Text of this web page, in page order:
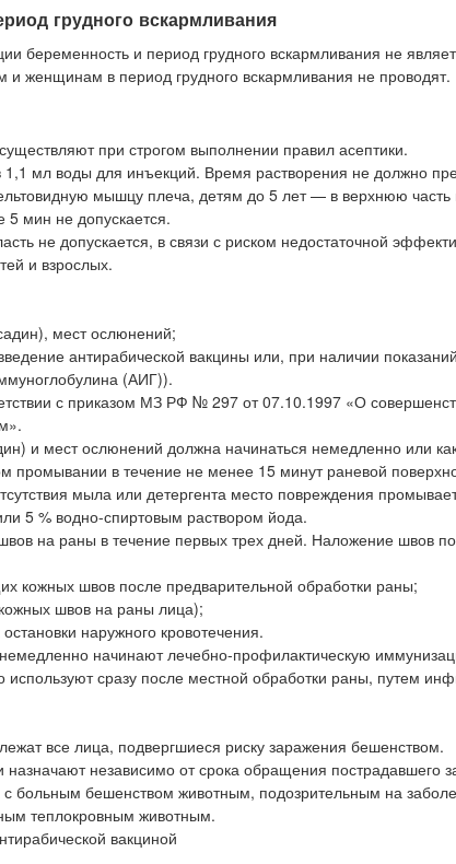
грудного вскармливания
беременность и период грудного вскармливания не
женщинам в период грудного вскармливания не проводят.
при строгом выполнении правил асептики.
мл воды для инъекций. Время растворения не должно
мышцу плеча, детям до 5 лет — в верхнюю часть
мин не допускается.
не допускается, в связи с риском недостаточной
и взрослых.
мест ослюнений;
антирабической вакцины или, при наличии
(АИГ)).
с приказом МЗ РФ № 297 от 07.10.1997 «О
и мест ослюнений должна начинаться немедленно или
промывании в течение не менее 15 минут раневой
мыла или детергента место повреждения
5 % водно-спиртовым раствором йода.
на раны в течение первых трех дней. Наложение швов
швов после предварительной обработки раны;
швов на раны лица);
наружного кровотечения.
начинают лечебно-профилактическую
сразу после местной обработки раны, путем
все лица, подвергшиеся риску заражения бешенством.
независимо от срока обращения пострадавшего
с больным бешенством животным, подозрительным на
теплокровным животным.
вакциной